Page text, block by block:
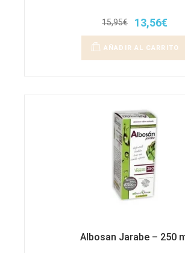
15,95€
El
precio
original
era:
13,56€
El
precio
actual
es:
AÑADIR AL CARRITO
Albosan Jarabe – 250